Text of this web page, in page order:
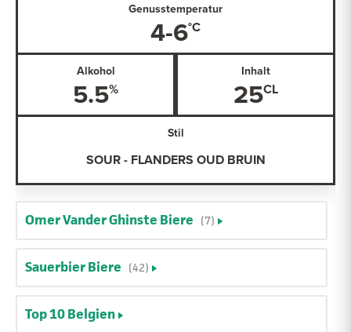
Genusstemperatur
4-6
Alkohol
5.5
Inhalt
25
Stil
SOUR - FLANDERS OUD BRUIN
Omer Vander Ghinste Biere (7)
Sauerbier Biere (42)
Top 10 Belgien